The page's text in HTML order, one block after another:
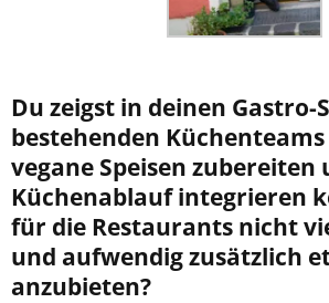
Du zeigst in deinen Gastro-
bestehenden Küchenteams
vegane Speisen zubereiten
Küchenablauf integrieren
für die Restaurants nicht
und aufwendig zusätzlich
anzubieten?